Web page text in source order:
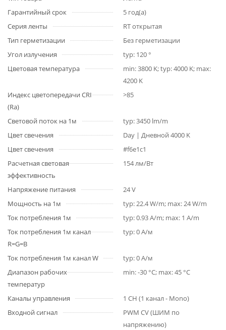
Гарантийный срок
5 год(а)
Серия ленты
RT открытая
Тип герметизации
Без герметизации
Угол излучения
typ: 120 °
Цветовая температура
min: 3800 K; typ: 4000 K; max:
4200 K
Индекс цветопередачи CRI
(Ra)
>85
Световой поток на 1м
typ: 3450 lm/m
Цвет свечения
Day | Дневной 4000 K
Цвет свечения
#f6e1c1
Расчетная световая
эффективность
154 лм/Вт
Напряжение питания
24 V
Мощность на 1м
typ: 22.4 W/m; max: 24 W/m
Ток потребления 1м
typ: 0.93 A/m; max: 1 A/m
Ток потребления 1м канал
R=G=B
typ: 0 А/м
Ток потребления 1м канал W
typ: 0 А/м
Диапазон рабочих
температур
min: -30 °C; max: 45 °C
Каналы управления
1 CH (1 канал - Mono)
Входной сигнал
PWM СV (ШИМ по
напряжению)